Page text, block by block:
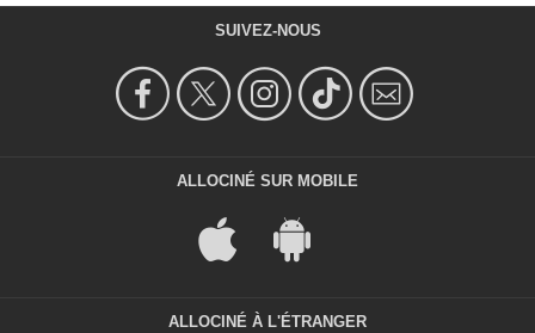
SUIVEZ-NOUS
ALLOCINÉ SUR MOBILE
ALLOCINÉ À L'ÉTRANGER